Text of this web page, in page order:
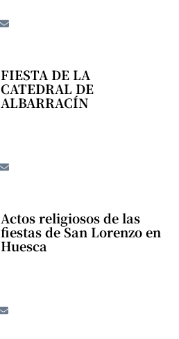
FIESTA DE LA
CATEDRAL DE
ALBARRACÍN
Actos religiosos de las
fiestas de San Lorenzo en
Huesca